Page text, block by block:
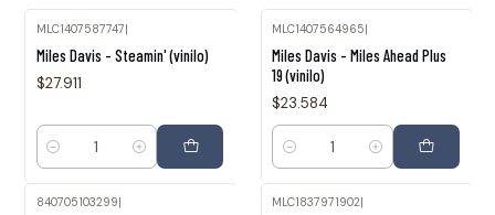
MLC1407587747|
Miles Davis - Steamin' (vinilo)
$27.911
Cantidad
MLC1407564965|
Miles Davis - Miles Ahead Plus
19 (vinilo)
$23.584
Cantidad
840705103299 MLC1837971902